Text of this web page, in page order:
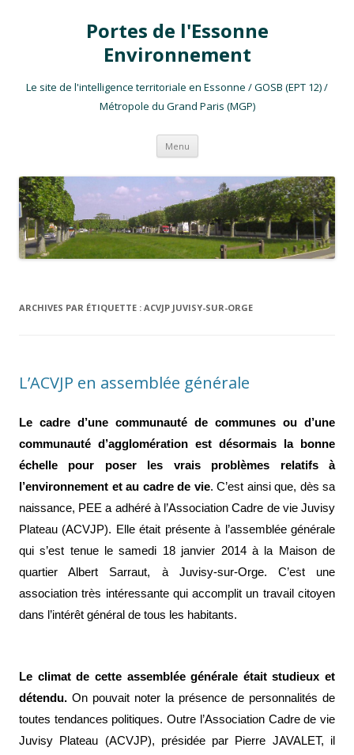
Portes de l'Essonne
Environnement
Le site de l'intelligence territoriale en Essonne / GOSB (EPT 12) /
Métropole du Grand Paris (MGP)
Menu Aller au contenu
ARCHIVES PAR ÉTIQUETTE : ACVJP JUVISY-SUR-ORGE
L’ACVJP en assemblée générale
Le cadre d’une communauté de communes ou d’une
communauté d’agglomération est désormais la bonne
échelle pour poser les vrais problèmes relatifs à
l’environnement et au cadre de vie. C’est ainsi que, dès sa
naissance, PEE a adhéré à l’Association Cadre de vie Juvisy
Plateau (ACVJP). Elle était présente à l’assemblée générale
qui s’est tenue le samedi 18 janvier 2014 à la Maison de
quartier Albert Sarraut, à Juvisy-sur-Orge. C’est une
association très intéressante qui accomplit un travail citoyen
dans l’intérêt général de tous les habitants.
Le climat de cette assemblée générale était studieux et
détendu. On pouvait noter la présence de personnalités de
toutes tendances politiques. Outre l’Association Cadre de vie
Juvisy Plateau
(ACVJP), présidée par Pierre JAVALET, il